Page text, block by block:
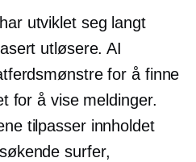
har utviklet seg langt
utløsere. AI
for å finne
for å vise meldinger.
tilpasser innholdet
surfer,